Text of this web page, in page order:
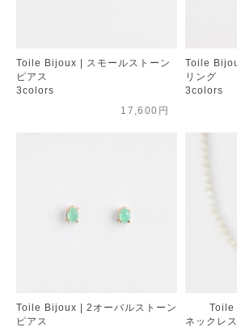
Toile Bijoux | スモールストーン
ピアス
3colors
17,600円
Toile
リング
3colors
Toile Bijoux | 2オーバルストーン
ピアス
Toile
ネックレス